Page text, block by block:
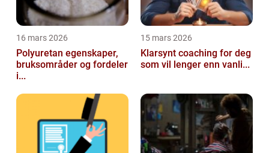
16 mars 2026
Polyuretan egenskaper,
bruksområder og fordeler
i...
15 mars 2026
Klarsynt coaching for deg
som vil lenger enn vanli...